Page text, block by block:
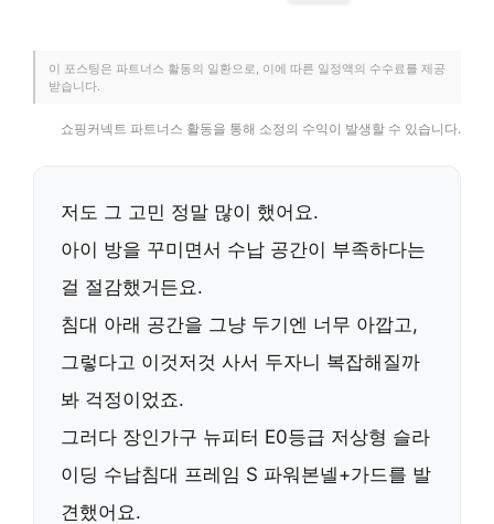
이 포스팅은 파트너스 활동의 일환으로, 이에 따른 일정액의 수수료를 제공
받습니다.
쇼핑커넥트 파트너스 활동을 통해 소정의 수익이 발생할 수 있습니다.
저도 그 고민 정말 많이 했어요.
아이 방을 꾸미면서 수납 공간이 부족하다는
걸 절감했거든요.
침대 아래 공간을 그냥 두기엔 너무 아깝고,
그렇다고 이것저것 사서 두자니 복잡해질까
봐 걱정이었죠.
그러다 장인가구 뉴피터 E0등급 저상형 슬라
이딩 수납침대 프레임 S 파워본넬+가드를 발
견했어요.